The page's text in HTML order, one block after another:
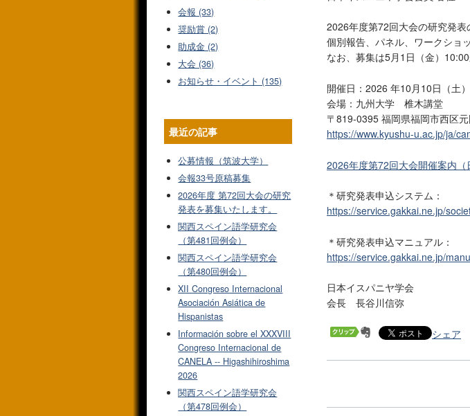
2026年度第72回大会の研究発表
個別報告、パネル、ワークショ
なお、募集は5月1日（金）
開催日：2026 年10月10日（土）
会場：九州大学 椎木講堂
〒819-0395 福岡県福岡市西区元
https://www.kyushu-u.ac.jp/ja/
2026年度第72回大会開催案内
＊研究発表申込システム：
https://service.gakkai.ne.jp/
＊研究発表申込マニュアル：
https://service.gakkai.ne.jp/
日本イスパニヤ学会
会長 長谷川信弥
シェア
会報 (33)
奨励賞 (2)
助成金 (2)
大会 (36)
お知らせ・イベント (135)
最近の記事
公募情報（筑波大学）
会報33号原稿募集
2026年度 第72回大会の研究
発表を募集いたします。
関西スペイン語学研究会
（第481回例会）
関西スペイン語学研究会
（第480回例会）
XII Congreso Internacional
Asociación Asiática de
Hispanistas
Información sobre el XXXVIII
Congreso Internacional de
CANELA -- Higashihiroshima
2026
関西スペイン語学研究会
（第478回例会）